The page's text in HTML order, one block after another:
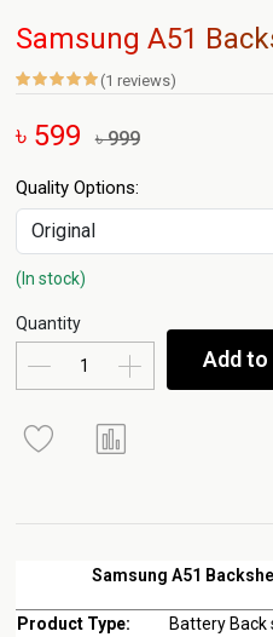
Samsung A51
(1 reviews)
৳ 599 ৳ 999
Samsung A51
Product Type:
Battery
Quality Options:
(In stock)
Quantity
Add